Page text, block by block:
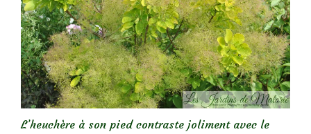
L’heuchère à son pied contraste joliment avec le